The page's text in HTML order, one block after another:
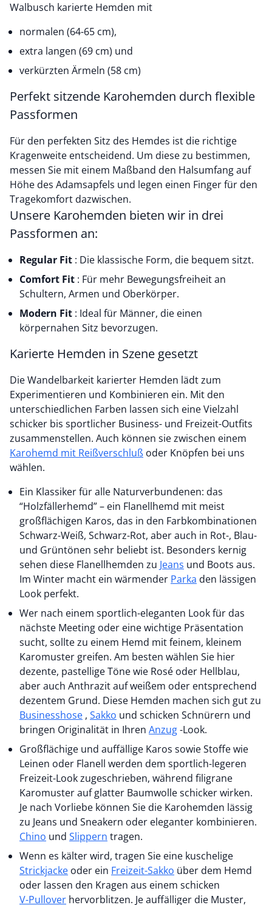
Walbusch karierte Hemden mit
normalen (64-65 cm),
extra langen (69 cm) und
verkürzten Ärmeln (58 cm)
Perfekt sitzende Karohemden durch flexible
Passformen
Für den perfekten Sitz des Hemdes ist die richtige
Kragenweite entscheidend. Um diese zu bestimmen,
messen Sie mit einem Maßband den Halsumfang auf
Höhe des Adamsapfels und legen einen Finger für den
Tragekomfort dazwischen.
Unsere Karohemden bieten wir in drei
Passformen an:
Regular Fit : Die klassische Form, die bequem sitzt.
Comfort Fit : Für mehr Bewegungsfreiheit an
Schultern, Armen und Oberkörper.
Modern Fit : Ideal für Männer, die einen
körpernahen Sitz bevorzugen.
Karierte Hemden in Szene gesetzt
Die Wandelbarkeit karierter Hemden lädt zum
Experimentieren und Kombinieren ein. Mit den
unterschiedlichen Farben lassen sich eine Vielzahl
schicker bis sportlicher Business- und Freizeit-Outfits
zusammenstellen. Auch können sie zwischen einem
Karohemd mit Reißverschluß
wählen.
Ein Klassiker für alle Naturverbundenen: das
“Holzfällerhemd” – ein Flanellhemd mit meist
großflächigen Karos, das in den Farbkombinationen
Schwarz-Weiß, Schwarz-Rot, aber auch in Rot-, Blau-
und Grüntönen sehr beliebt ist. Besonders kernig
sehen diese Flanellhemden zu Jeans
Im Winter macht ein wärmender Parka
Look perfekt.
Wer nach einem sportlich-eleganten Look für das
nächste Meeting oder eine wichtige Präsentation
sucht, sollte zu einem Hemd mit feinem, kleinem
Karomuster greifen. Am besten wählen Sie hier
dezente, pastellige Töne wie Rosé oder Hellblau,
aber auch Anthrazit auf weißem oder entsprechend
dezentem Grund. Diese Hemden machen sich gut zu
Businesshose , Sakko
bringen Originalität in Ihren Anzug-Look.
Großflächige und auffällige Karos sowie Stoffe wie
Leinen oder Flanell werden dem sportlich-legeren
Freizeit-Look zugeschrieben, während filigrane
Karomuster auf glatter Baumwolle schicker wirken.
Je nach Vorliebe können Sie die Karohemden lässig
zu Jeans und Sneakern oder eleganter kombinieren.
Chino und Slippern tragen.
Wenn es kälter wird, tragen Sie eine kuschelige
Strickjacke oder ein Freizeit-Sakko
oder lassen den Kragen aus einem schicken
V-Pullover